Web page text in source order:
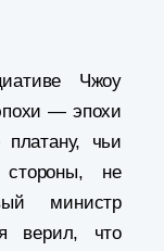
Чжоу
— эпохи
чьи
не
министр
верил, что